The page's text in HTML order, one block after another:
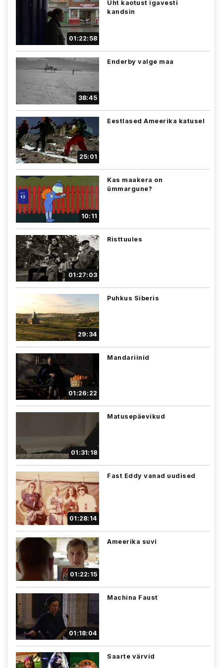
01:22:58
Üht kaotust igavesti
kandsin
38:45
Enderby valge maa
25:01
Eestlased Ameerika katusel
10:11
Kas maakera on
ümmargune?
01:27:03
Risttuules
29:34
Puhkus Siberis
01:26:22
Mandariinid
01:31:18
Matusepäevikud
01:28:14
Fast Eddy vanad uudised
01:22:15
Ameerika suvi
01:18:04
Machina Faust
Saarte värvid